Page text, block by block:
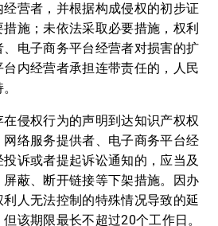
营者，并根据构成侵权的初步证
施；未依法采取必要措施，权利
电子商务平台经营者对损害的扩
内经营者承担连带责任的，人民
侵权行为的声明到达知识产权权
络服务提供者、电子商务平台经
诉或者提起诉讼通知的，应当及
蔽、断开链接等下架措施。因办
人无法控制的特殊情况导致的延
该期限最长不超过20个工作日。